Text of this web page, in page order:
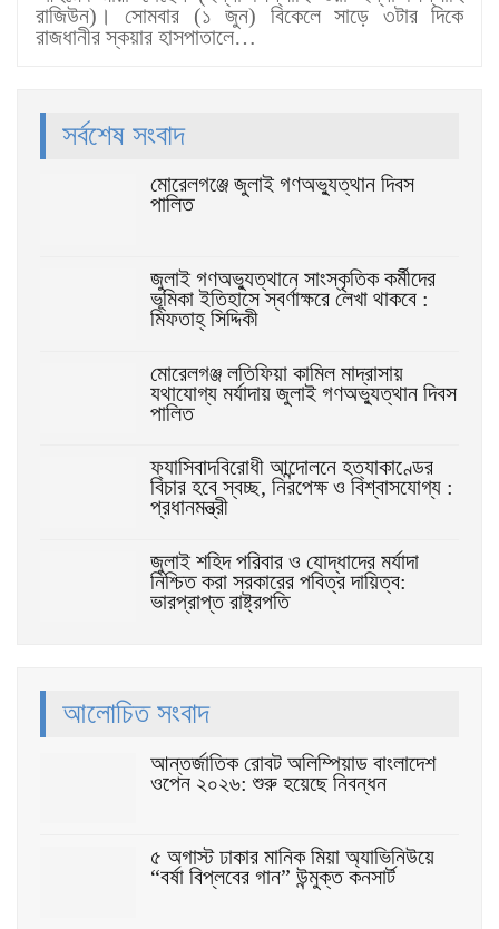
রাজিউন)। সোমবার (১ জুন) বিকেলে সাড়ে ৩টার দিকে
রাজধানীর স্কয়ার হাসপাতালে…
সর্বশেষ সংবাদ
মোরেলগঞ্জে জুলাই গণঅভ্যুত্থান দিবস
পালিত
জুলাই গণঅভ্যুত্থানে সাংস্কৃতিক কর্মীদের
ভূমিকা ইতিহাসে স্বর্ণাক্ষরে লেখা থাকবে :
মিফতাহ্ সিদ্দিকী
মোরেলগঞ্জ লতিফিয়া কামিল মাদ্রাসায়
যথাযোগ্য মর্যাদায় জুলাই গণঅভ্যুত্থান দিবস
পালিত
ফ্যাসিবাদবিরোধী আন্দোলনে হত্যাকাণ্ডের
বিচার হবে স্বচ্ছ, নিরপেক্ষ ও বিশ্বাসযোগ্য :
প্রধানমন্ত্রী
জুলাই শহিদ পরিবার ও যোদ্ধাদের মর্যাদা
নিশ্চিত করা সরকারের পবিত্র দায়িত্ব:
ভারপ্রাপ্ত রাষ্ট্রপতি
আলোচিত সংবাদ
আন্তর্জাতিক রোবট অলিম্পিয়াড বাংলাদেশ
ওপেন ২০২৬: শুরু হয়েছে নিবন্ধন
৫ অগাস্ট ঢাকার মানিক মিয়া অ্যাভিনিউয়ে
“বর্ষা বিপ্লবের গান” উন্মুক্ত কনসার্ট